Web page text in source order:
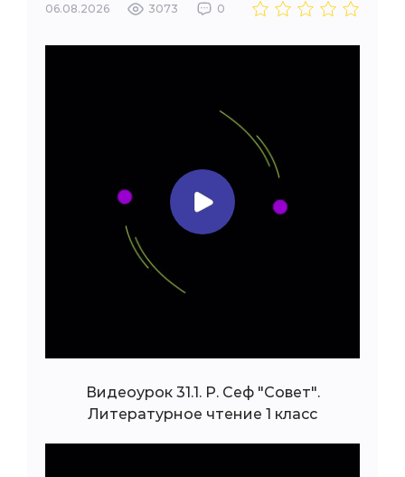
06.08.2026 3073 0
Видеоурок 31.1. Р. Сеф "Совет".
Литературное чтение 1 класс